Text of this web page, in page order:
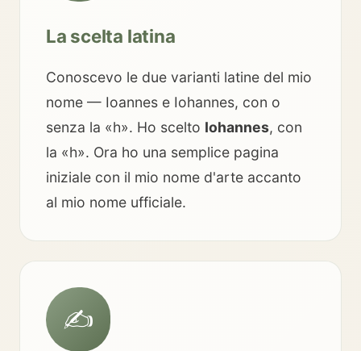
La scelta latina
Conoscevo le due varianti latine del mio
nome — Ioannes e Iohannes, con o
senza la «h». Ho scelto Iohannes, con
la «h». Ora ho una semplice pagina
iniziale con il mio nome d'arte accanto
al mio nome ufficiale.
✍️